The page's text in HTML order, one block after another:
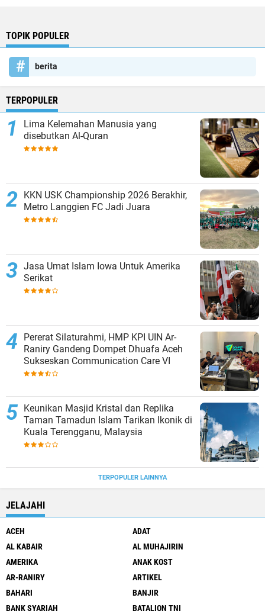
TOPIK POPULER
berita
TERPOPULER
Lima Kelemahan Manusia yang
disebutkan Al-Quran
KKN USK Championship 2026 Berakhir,
Metro Langgien FC Jadi Juara
Jasa Umat Islam Iowa Untuk Amerika
Serikat
Pererat Silaturahmi, HMP KPI UIN Ar-
Raniry Gandeng Dompet Dhuafa Aceh
Sukseskan Communication Care VI
Keunikan Masjid Kristal dan Replika
Taman Tamadun Islam Tarikan Ikonik di
Kuala Terengganu, Malaysia
TERPOPULER LAINNYA
JELAJAHI
ACEH
ADAT
AL KABAIR
AL MUHAJIRIN
AMERIKA
ANAK KOST
AR-RANIRY
ARTIKEL
BAHARI
BANJIR
BANK SYARIAH
BATALION TNI